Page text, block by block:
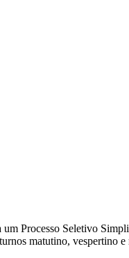
um Processo Seletivo
matutino, vespertino